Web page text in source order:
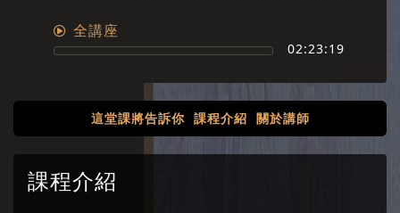
全講座
02:23:19
這堂課將告訴你 課程介紹 關於講師
課程介紹